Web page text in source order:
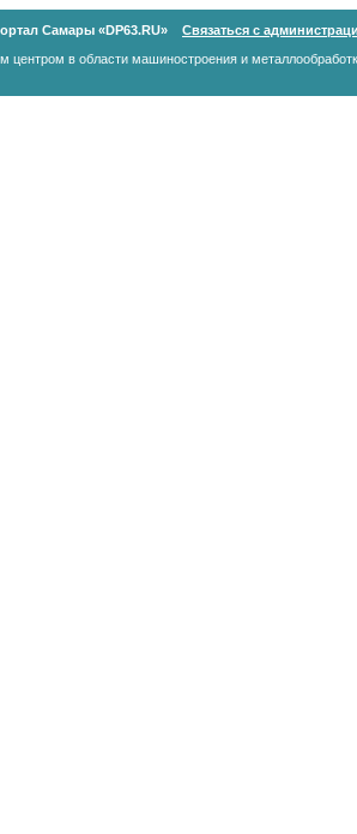
Самары «DP63.RU»
Связаться с
центром в области машиностроения и